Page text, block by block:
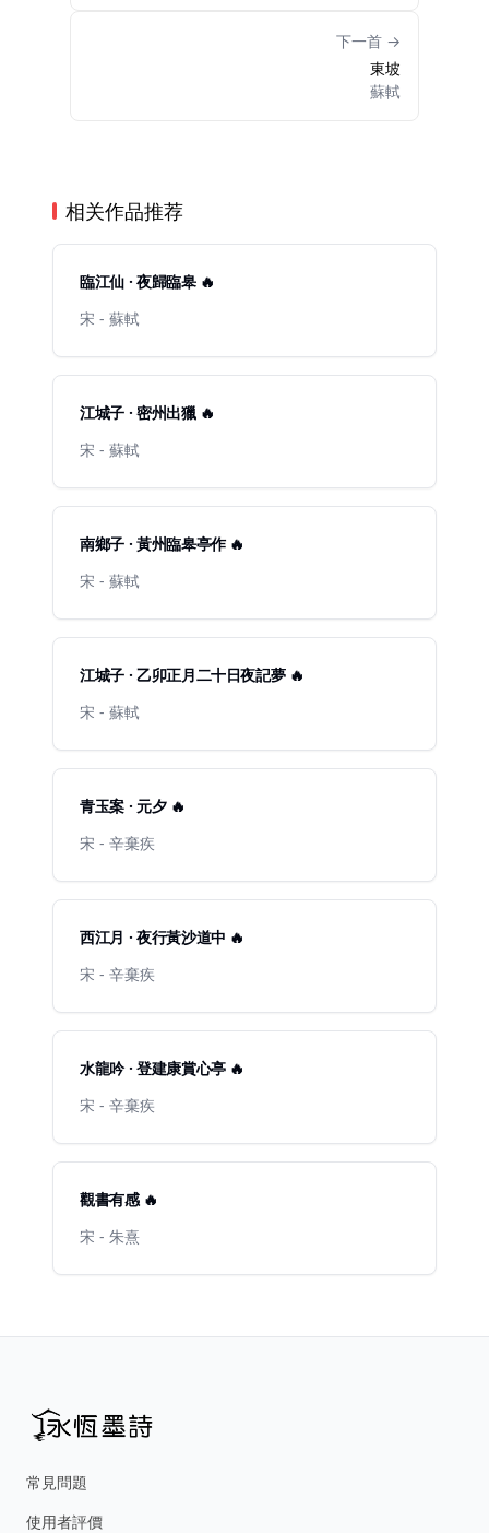
下一首 →
東坡
蘇軾
相关作品推荐
臨江仙 · 夜歸臨皋 🔥
宋 - 蘇軾
江城子 · 密州出獵 🔥
宋 - 蘇軾
南鄉子 · 黃州臨皋亭作 🔥
宋 - 蘇軾
江城子 · 乙卯正月二十日夜記夢 🔥
宋 - 蘇軾
青玉案 · 元夕 🔥
宋 - 辛棄疾
西江月 · 夜行黃沙道中 🔥
宋 - 辛棄疾
水龍吟 · 登建康賞心亭 🔥
宋 - 辛棄疾
觀書有感 🔥
宋 - 朱熹
常見問題
使用者評價